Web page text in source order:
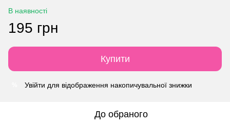
В наявності
195 грн
Купити
Увійти для відображення накопичувальної знижки
До обраного